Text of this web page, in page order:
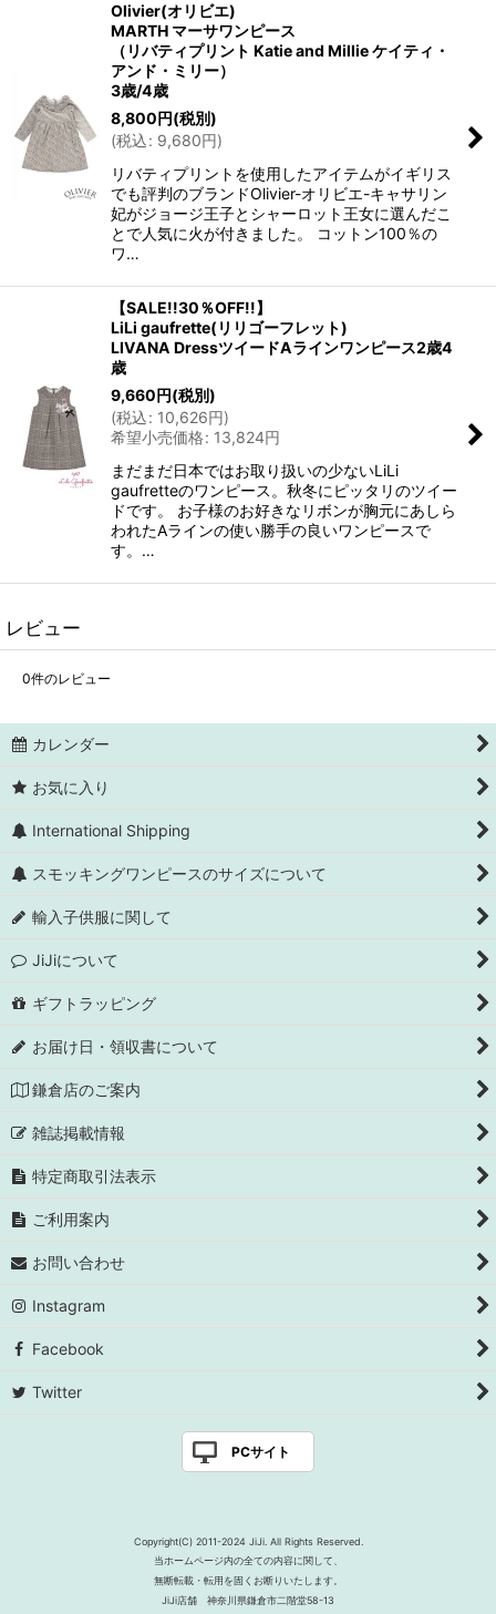
Olivier(オリビエ)
MARTH マーサワンピース
（リバティプリント Katie and Millie ケイティ・
アンド・ミリー）
3歳/4歳
8,800円(税別)
(税込: 9,680円)
リバティプリントを使用したアイテムがイギリス
でも評判のブランドOlivier-オリビエ-キャサリン
妃がジョージ王子とシャーロット王女に選んだこ
とで人気に火が付きました。 コットン100％の
ワ…
【SALE!!30％OFF!!】
LiLi gaufrette(リリゴーフレット)
LIVANA DressツイードAラインワンピース2歳4
歳
9,660円(税別)
(税込: 10,626円)
希望小売価格: 13,824円
まだまだ日本ではお取り扱いの少ないLiLi
gaufretteのワンピース。秋冬にピッタリのツイー
ドです。 お子様のお好きなリボンが胸元にあしら
われたAラインの使い勝手の良いワンピースで
す。…
レビュー
0件のレビュー
カレンダー
お気に入り
International Shipping
スモッキングワンピースのサイズについて
輸入子供服に関して
JiJiについて
ギフトラッピング
お届け日・領収書について
鎌倉店のご案内
雑誌掲載情報
特定商取引法表示
ご利用案内
お問い合わせ
Instagram
Facebook
Twitter
PCサイト
Copyright(C) 2011-2024 JiJi. All Rights Reserved.
当ホームページ内の全ての内容に関して、
無断転載・転用を固くお断りいたします。
JiJi店舗 神奈川県鎌倉市二階堂58-13